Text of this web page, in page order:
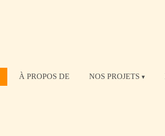
À PROPOS DE NOS PROJETS